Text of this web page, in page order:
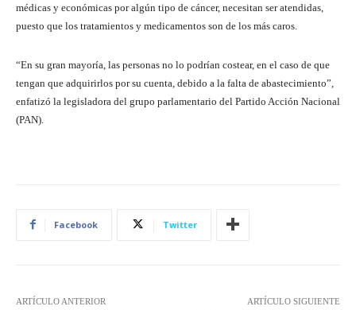
médicas y económicas por algún tipo de cáncer, necesitan ser atendidas,
puesto que los tratamientos y medicamentos son de los más caros.
“En su gran mayoría, las personas no lo podrían costear, en el caso de que
tengan que adquirirlos por su cuenta, debido a la falta de abastecimiento”,
enfatizó la legisladora del grupo parlamentario del Partido Acción Nacional
(PAN).
Facebook Twitter
ARTÍCULO ANTERIOR ARTÍCULO SIGUIENTE